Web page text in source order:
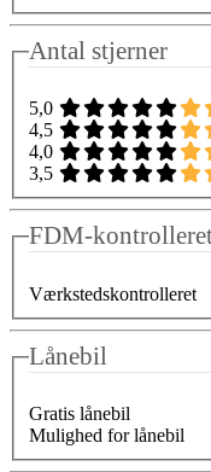
Antal stjerner
5,0
4,5
4,0
3,5
FDM-
Værkstedskontrolleret
Lånebil
Gratis lånebil
Mulighed for lånebil